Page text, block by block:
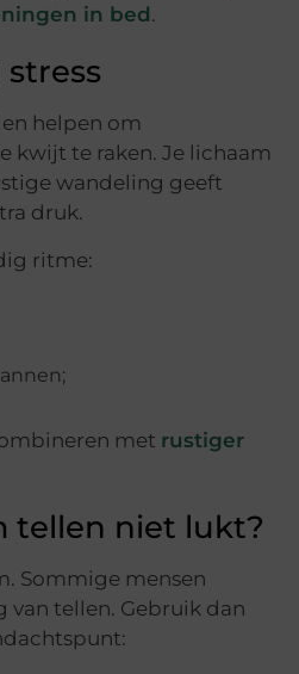
in bed.
helpen om
kwijt te raken. Je lichaam
wandeling geeft
druk.
ritme:
met rustiger
tellen niet lukt?
Sommige mensen
tellen. Gebruik dan